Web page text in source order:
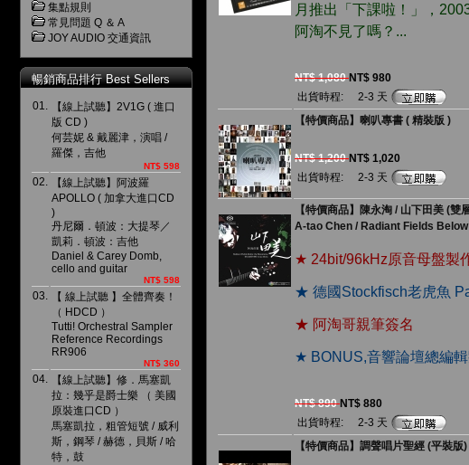
集點規則
常見問題 Q ＆ A
JOY AUDIO 交通資訊
暢銷商品排行 Best Sellers
01.
【線上試聽】2V1G ( 進口
版 CD )
何芸妮 & 戴麗津，演唱 /
羅傑，吉他
NT$ 598
02.
【線上試聽】阿波羅
APOLLO ( 加拿大進口CD
)
丹尼爾．頓波：大提琴／
凱莉．頓波：吉他
Daniel & Carey Domb,
cello and guitar
NT$ 598
03.
【 線上試聽 】全體齊奏！
（ HDCD ）
Tutti! Orchestral Sampler
Reference Recordings
RR906
NT$ 360
04.
【線上試聽】修．馬塞凱
拉：幾乎是爵士樂 （ 美國
原裝進口CD ）
馬塞凱拉，粗管短號 / 威利
斯，鋼琴 / 赫德，貝斯 / 哈
特，鼓
月推出「下課啦！」，
阿淘不見了嗎？...
NT$ 1,080NT$ 980
出貨時程:
2-3 天
【特價商品】喇叭專書 ( 精裝版 )
NT$ 1,200NT$ 1,020
出貨時程:
2-3 天
【特價商品】陳永淘 / 山下田美 (雙
A-tao Chen / Radiant Fields
★ 24bit/96kHz原音母盤製
★ 德國Stockfisch老虎魚
★ 阿淘哥親筆簽名
★ BONUS,音響論壇總編
NT$ 890NT$ 880
出貨時程:
2-3 天
【特價商品】調聲唱片聖經 (平裝版)